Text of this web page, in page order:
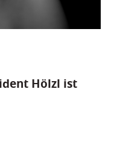
Hölzl ist